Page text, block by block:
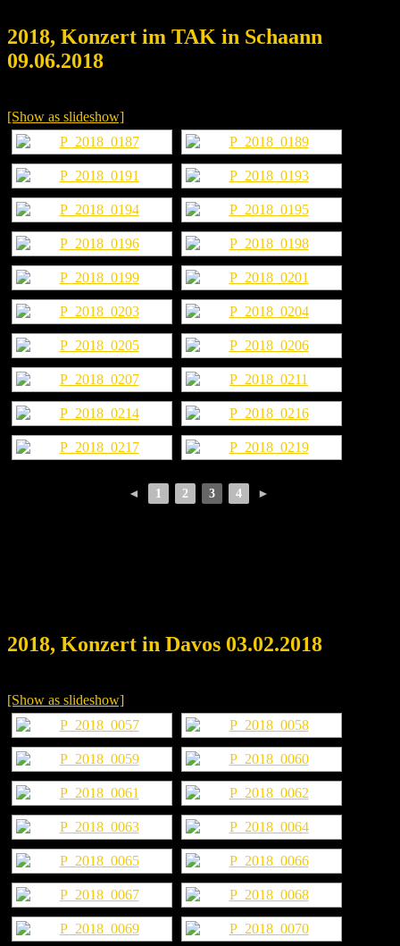
2018, Konzert im TAK in Schaann
09.06.2018
[Show as slideshow]
◄ 1 2 3 4 ►
2018, Konzert in Davos 03.02.2018
[Show as slideshow]